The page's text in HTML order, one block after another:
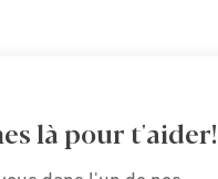
là pour t'aider!